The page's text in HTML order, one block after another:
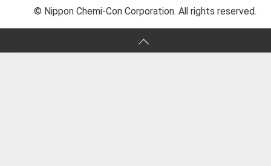
© Nippon Chemi-Con Corporation. All rights reserved.